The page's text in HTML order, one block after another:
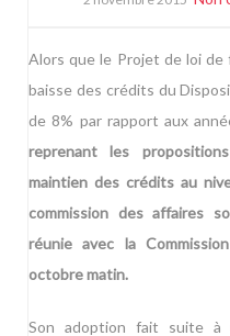
Alors que le Projet de loi
baisse des crédits du
de 8% par rapport aux
reprenant les
maintien des crédits au
commission des affaires
réunie avec la
octobre matin.
Son adoption fait suite à